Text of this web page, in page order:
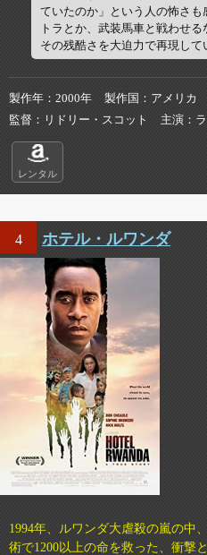
ていたのか」という人の怖さ
トラとか、武装馬車と戦わせ
その残酷さを大迫力で再現して
製作年 2000年 製作国 アメリカ
監督
リドリー・スコット 主演
レンタル
4 ホテル・ルワンダ
1994年、ルワンダ大虐殺の嵐の中
術で1200以上の命を救った、衝撃